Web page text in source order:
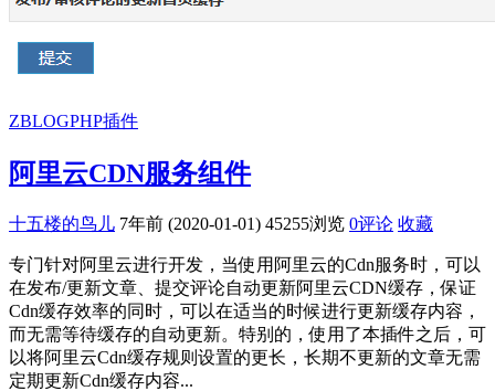
ZBLOGPHP插件
阿里云CDN服务组件
十五楼的鸟儿 7年前 (2020-01-01) 45255浏览 0评论 收藏
专门针对阿里云进行开发，当使用阿里云的Cdn服务时，可以
在发布/更新文章、提交评论自动更新阿里云CDN缓存，保证
Cdn缓存效率的同时，可以在适当的时候进行更新缓存内容，
而无需等待缓存的自动更新。特别的，使用了本插件之后，可
以将阿里云Cdn缓存规则设置的更长，长期不更新的文章无需
定期更新Cdn缓存内容...